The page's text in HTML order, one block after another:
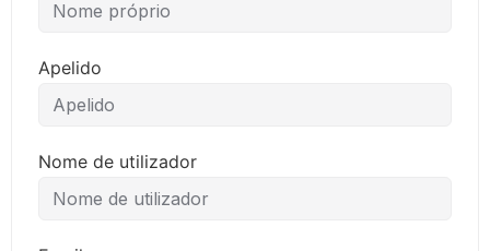
Apelido
Nome de utilizador